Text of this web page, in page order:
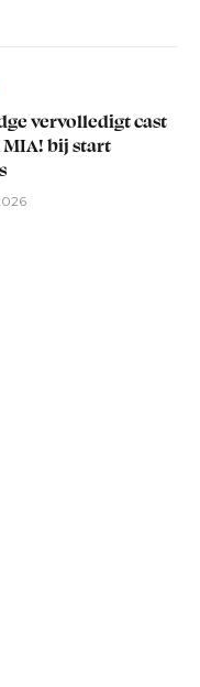
vervolledigt cast
bij start